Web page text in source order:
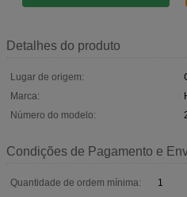
Detalhes do produto
Lugar de origem:
Marca:
Número do modelo:
Condições de Pagamento e
Quantidade de ordem mínima:
1